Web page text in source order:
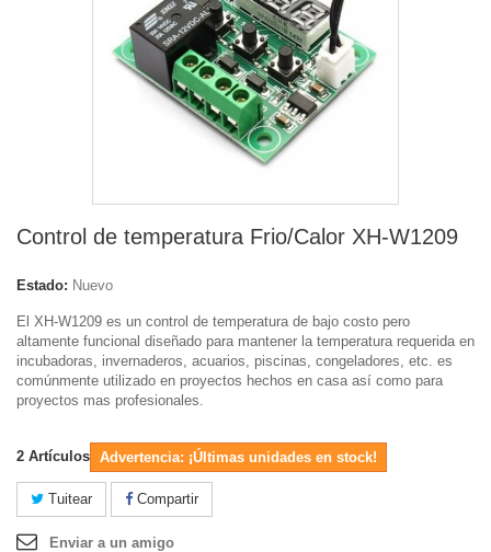
Control de temperatura Frio/Calor XH-W1209
Estado: Nuevo
El XH-W1209 es un control de temperatura de bajo costo pero
altamente funcional diseñado para mantener la temperatura requerida en
incubadoras, invernaderos, acuarios, piscinas, congeladores, etc. es
comúnmente utilizado en proyectos hechos en casa así como para
proyectos mas profesionales.
2 Artículos Advertencia: ¡Últimas unidades en stock!
Tuitear Compartir
Enviar a un amigo